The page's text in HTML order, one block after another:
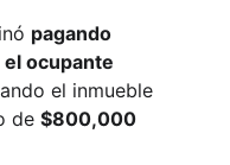
pagando
ocupante
el inmueble
de $800,000